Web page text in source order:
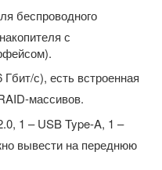
беспроводного
с
с), есть встроенная
массивов.
1 – USB Type-A, 1 –
вывести на переднюю